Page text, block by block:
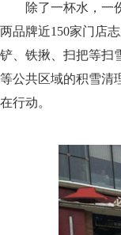
除了一杯水，一
两品牌近150家门店
铲、铁揪、扫把等扫
等公共区域的积雪清
在行动。